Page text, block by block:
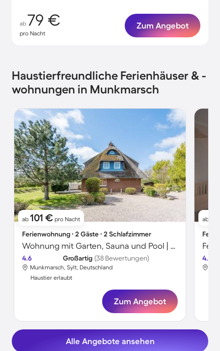
ab 79 €
pro Nacht
Zum Angebot
Haustierfreundliche Ferienhäuser & -
wohnungen in Munkmarsch
ab 101 € pro Nacht
Ferienwohnung ∙ 2 Gäste ∙ 2 Schlafzimmer
Wohnung mit Garten, Sauna und Pool | Gartenblick
4.6 Großartig (38 Bewertungen)
Munkmarsch, Sylt, Deutschland
Haustier erlaubt
Zum Angebot
ab
4.5
Alle Angebote ansehen